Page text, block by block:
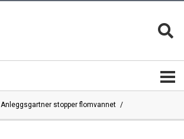
Anleggsgartner stopper flomvannet